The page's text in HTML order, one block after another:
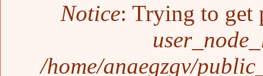
Notice: Trying to get
/home/anaegzgv/